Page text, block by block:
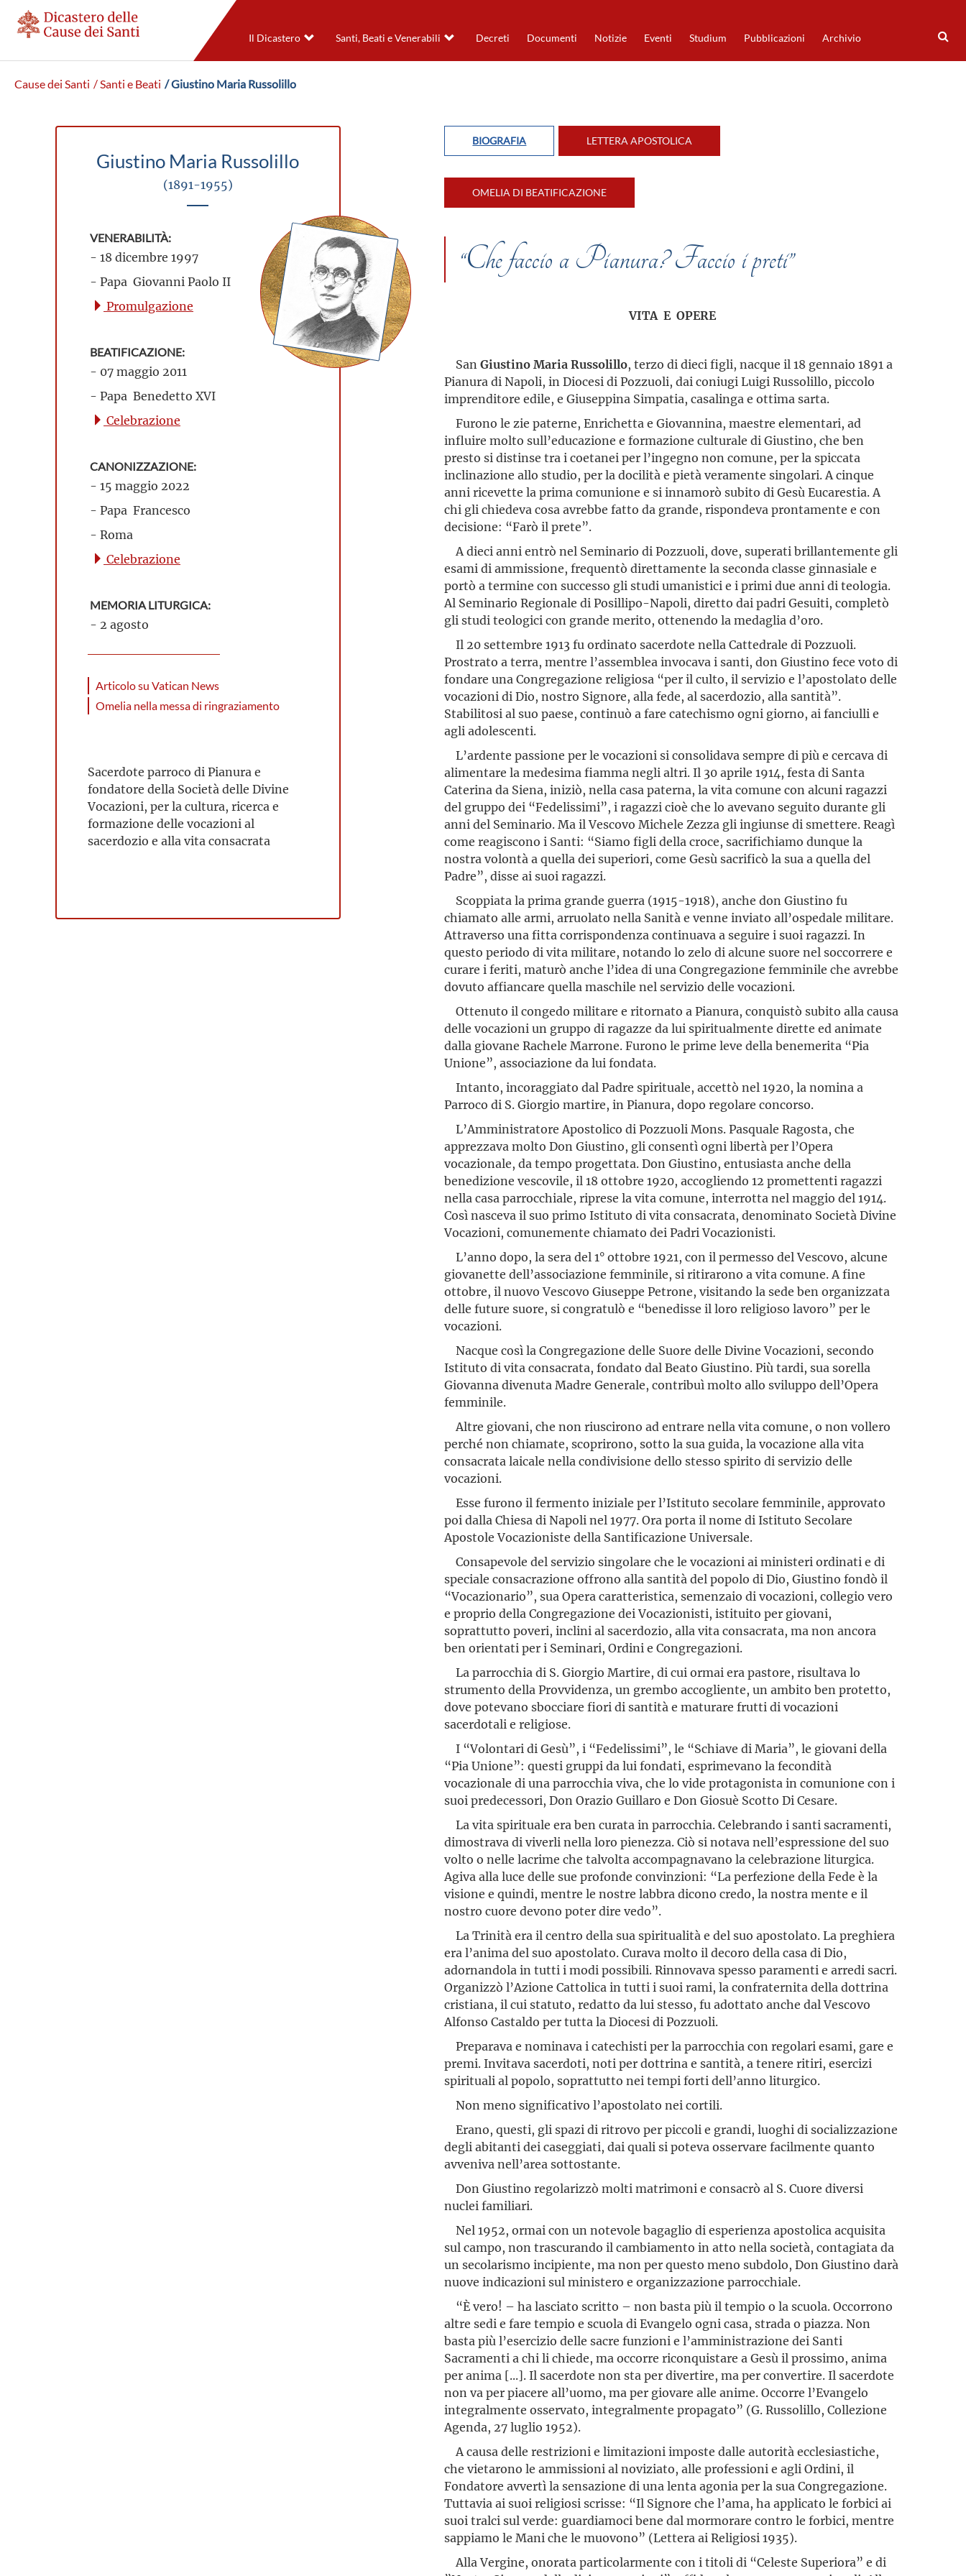
Il Dicastero Santi, Beati e Venerabili Decreti Documenti Notizie Eventi Studium Pubblicazioni Archivio
Cause dei Santi / Santi e Beati / Giustino Maria Russolillo
Giustino Maria Russolillo
(1891-1955)
VENERABILITÀ:
- 18 dicembre 1997
- Papa Giovanni Paolo II
Promulgazione
BEATIFICAZIONE:
- 07 maggio 2011
- Papa Benedetto XVI
Celebrazione
CANONIZZAZIONE:
- 15 maggio 2022
- Papa Francesco
- Roma
Celebrazione
MEMORIA LITURGICA:
- 2 agosto
Articolo su Vatican News
Omelia nella messa di ringraziamento
Sacerdote parroco di Pianura e
fondatore della Società delle Divine
Vocazioni, per la cultura, ricerca e
formazione delle vocazioni al
sacerdozio e alla vita consacrata
BIOGRAFIA LETTERA APOSTOLICA
OMELIA DI BEATIFICAZIONE
“Che faccio a Pianura? Faccio i preti”
VITA E OPERE
SanGiustino Maria Russolillo, terzo di dieci figli, nacque il 18 gennaio 1891 a
Pianura di Napoli, in Diocesi di Pozzuoli, dai coniugi Luigi Russolillo, piccolo
imprenditore edile, e Giuseppina Simpatia, casalinga e ottima sarta.
Furono le zie paterne, Enrichetta e Giovannina, maestre elemen­tari, ad
influire molto sull’educazione e formazione culturale di Giustino, che ben
presto si distinse tra i coetanei per l’ingegno non comune, per la spiccata
inclinazione allo studio, per la docilità e pietà veramente singolari. A cinque
anni ricevette la prima comunione e si innamorò subito di Gesù Eucarestia. A
chi gli chiedeva cosa avrebbe fatto da grande, rispondeva prontamente e con
decisione: “Farò il prete”.
A dieci anni entrò nel Seminario di Pozzuoli, dove, superati brillantemente gli
esami di ammissione, frequentò direttamente la seconda classe ginnasiale e
portò a termine con successo gli studi umanistici e i primi due anni di teologia.
Al Seminario Regionale di Posillipo-Napoli, diretto dai padri Gesuiti, completò
gli studi teologici con grande merito, ottenendo la medaglia d’oro.
Il 20 settembre 1913 fu ordinato sacerdote nella Cattedrale di Pozzuoli.
Prostrato a terra, mentre l’assemblea invocava i santi, don Giustino fece voto di
fondare una Congregazione religiosa “per il culto, il servizio e l’apostolato delle
vocazioni di Dio, nostro Signore, alla fede, al sacerdozio, alla santità”.
Stabilitosi al suo paese, continuò a fare catechismo ogni giorno, ai fanciulli e
agli adolescenti.
L’ardente passione per le vocazioni si consolidava sempre di più e cercava di
alimentare la medesima fiamma negli altri. Il 30 aprile 1914, festa di Santa
Caterina da Siena, iniziò, nella casa paterna, la vita comune con alcuni ragazzi
del gruppo dei “Fedelis­simi”, i ragazzi cioè che lo avevano seguito durante gli
anni del Seminario. Ma il Vescovo Michele Zezza gli ingiunse di smettere. Reagì
come reagiscono i Santi: “Siamo figli della croce, sacrifichiamo dunque la
nostra volontà a quella dei superiori, come Gesù sacrificò la sua a quella del
Padre”, disse ai suoi ragazzi.
Scoppiata la prima grande guerra (1915-1918), anche don Giustino fu
chiamato alle armi, arruolato nella Sanità e venne inviato all’ospedale militare.
Attraverso una fitta corrispondenza continuava a seguire i suoi ragazzi. In
questo periodo di vita militare, notando lo zelo di alcune suore nel soccorrere e
curare i feriti, maturò anche l’idea di una Congregazione femminile che avrebbe
dovuto affiancare quella maschile nel servizio delle vocazioni.
Ottenuto il congedo militare e ritornato a Pianura, conquistò subito alla causa
delle vocazioni un gruppo di ragazze da lui spiritual­mente dirette ed animate
dalla giovane Rachele Marrone. Furono le prime leve della benemerita “Pia
Unione”, associazione da lui fondata.
Intanto, incoraggiato dal Padre spirituale, accettò nel 1920, la no­mi­na a
Parroco di S. Giorgio martire, in Pianura, dopo regolare concorso.
L’Amministratore Apostolico di Pozzuoli Mons. Pasquale Ragosta, che
apprezzava molto Don Giustino, gli consentì ogni libertà per l’Opera
vocazionale, da tempo progettata. Don Giustino, entusiasta anche della
benedizione vescovile, il 18 ottobre 1920, accogliendo 12 promettenti ragazzi
nella casa parrocchiale, riprese la vita comune, interrotta nel maggio del 1914.
Così nasceva il suo primo Istituto di vita consacrata, denominato Società Divine
Vocazioni, comunemente chiamato dei Padri Vocazionisti.
L’anno dopo, la sera del 1° ottobre 1921, con il permesso del Vescovo, alcune
giovanette dell’associazione femminile, si ritirarono a vita comune. A fine
ottobre, il nuovo Vescovo Giuseppe Petrone, visitando la sede ben organizzata
delle future suore, si congratulò e “benedisse il loro religioso lavoro” per le
vocazioni.
Nacque così la Congregazione delle Suore delle Divine Voca­zioni, secondo
Istituto di vita consacrata, fondato dal Beato Giustino. Più tardi, sua sorella
Giovanna divenuta Madre Generale, contribuì molto allo sviluppo dell’Opera
femminile.
Altre giovani, che non riuscirono ad entrare nella vita comune, o non vollero
perché non chiamate, scoprirono, sotto la sua guida, la vocazione alla vita
consacrata laicale nella condivisione dello stesso spirito di servizio delle
vocazioni.
Esse furono il fermento iniziale per l’Istituto secolare femminile, approvato
poi dalla Chiesa di Napoli nel 1977. Ora porta il nome di Istituto Secolare
Apostole Vocazioniste della Santificazione Univer­sale.
Consapevole del servizio singolare che le vocazioni ai ministeri ordinati e di
speciale consacrazione offrono alla santità del popolo di Dio, Giustino fondò il
“Vocazionario”, sua Opera caratteristica, semenzaio di vocazioni, collegio vero
e proprio della Congregazione dei Vocazionisti, istituito per giovani,
soprattutto poveri, inclini al sacerdozio, alla vita consacrata, ma non ancora
ben orientati per i Seminari, Ordini e Congregazioni.
La parrocchia di S. Giorgio Martire, di cui ormai era pastore, risultava lo
strumento della Provvidenza, un grembo accogliente, un ambito ben protetto,
dove potevano sbocciare fiori di santità e maturare frutti di vocazioni
sacerdotali e religiose.
I “Volontari di Gesù”, i “Fedelissimi”, le “Schiave di Maria”, le giovani della
“Pia Unione”: questi gruppi da lui fondati, esprimevano la fecondità
vocazionale di una parrocchia viva, che lo vide protagonista in comunione con i
suoi predecessori, Don Orazio Guillaro e Don Giosuè Scotto Di Cesare.
La vita spirituale era ben curata in parrocchia. Celebrando i santi sacramenti,
dimostrava di viverli nella loro pienezza. Ciò si notava nell’espressione del suo
volto o nelle lacrime che talvolta accompa­gnavano la celebrazione liturgica.
Agiva alla luce delle sue profonde convinzioni: “La perfezione della Fede è la
visione e quindi, mentre le nostre labbra dicono credo, la nostra mente e il
nostro cuore devono poter dire vedo”.
La Trinità era il centro della sua spiritualità e del suo apostolato. La preghiera
era l’anima del suo apostolato. Curava molto il decoro della casa di Dio,
adornandola in tutti i modi possibili. Rinno­vava spesso paramenti e arredi sacri.
Organizzò l’Azione Cattolica in tutti i suoi rami, la confraternita della dottrina
cristiana, il cui statuto, redatto da lui stesso, fu adottato anche dal Vescovo
Alfonso Castaldo per tutta la Diocesi di Pozzuoli.
Preparava e nominava i catechisti per la parrocchia con regolari esami, gare e
premi. Invitava sacerdoti, noti per dottrina e santità, a tenere ritiri, esercizi
spirituali al popolo, soprattutto nei tempi forti dell’anno liturgico.
Non meno significativo l’apostolato nei cortili.
Erano, questi, gli spazi di ritrovo per piccoli e grandi, luoghi di socializzazione
degli abitanti dei caseggiati, dai quali si poteva osservare facilmente quanto
avveniva nell’area sottostante.
Don Giustino regolarizzò molti matrimoni e consacrò al S. Cuore diversi
nuclei familiari.
Nel 1952, ormai con un notevole bagaglio di esperienza apo­stolica acquisita
sul campo, non trascurando il cambiamento in atto nella società, contagiata da
un secolarismo incipiente, ma non per questo meno subdolo, Don Giustino darà
nuove indicazioni sul ministero e organizzazione parrocchiale.
“È vero! – ha lasciato scritto – non basta più il tempio o la scuola. Occorrono
altre sedi e fare tempio e scuola di Evangelo ogni casa, strada o piazza. Non
basta più l’esercizio delle sacre funzioni e l’amministrazione dei Santi
Sacramenti a chi li chiede, ma occorre riconquistare a Gesù il prossimo, anima
per anima [...]. Il sacerdote non sta per divertire, ma per convertire. Il sacerdote
non va per piacere all’uomo, ma per giovare alle anime. Occorre l’Evangelo
integral­mente osservato, integralmente propagato” (G. Russolillo, Collezione
Agenda, 27 luglio 1952).
A causa delle restrizioni e limitazioni imposte dalle autorità ecclesiastiche,
che vietarono le ammissioni al noviziato, alle professioni e agli Ordini, il
Fondatore avvertì la sensazione di una lenta agonia per la sua Congregazione.
Tuttavia ai suoi religiosi scrisse: “Il Signore che l’ama, ha applicato le forbici ai
suoi tralci sul verde: guardiamoci bene dal mormorare contro le forbici, mentre
sappiamo le Mani che le muovono” (Lettera ai Religiosi 1935).
Alla Vergine, onorata particolarmente con i titoli di “Celeste Superiora” e di